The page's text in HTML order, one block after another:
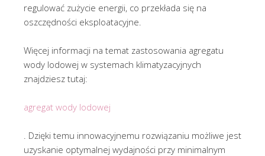
regulować zużycie energii, co przekłada się na
oszczędności eksploatacyjne.
Więcej informacji na temat zastosowania agregatu
wody lodowej w systemach klimatyzacyjnych
znajdziesz tutaj:
agregat wody lodowej
. Dzięki temu innowacyjnemu rozwiązaniu możliwe jest
uzyskanie optymalnej wydajności przy minimalnym